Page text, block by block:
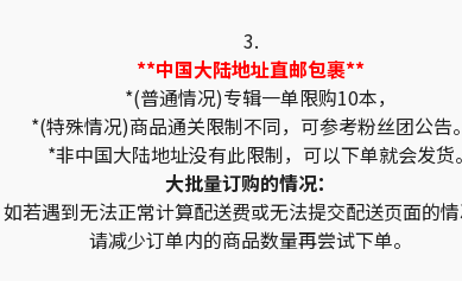
3.
**中国大陆地址直邮包裹**
*(普通情况)专辑一单限购10本，
*(特殊情况)商品通关限制不同，可参考粉丝团公告。
*非中国大陆地址没有此限制，可以下单就会发货。
大批量订购的情况：
如若遇到无法正常计算配送费或无法提交配送页面的情
请减少订单内的商品数量再尝试下单。